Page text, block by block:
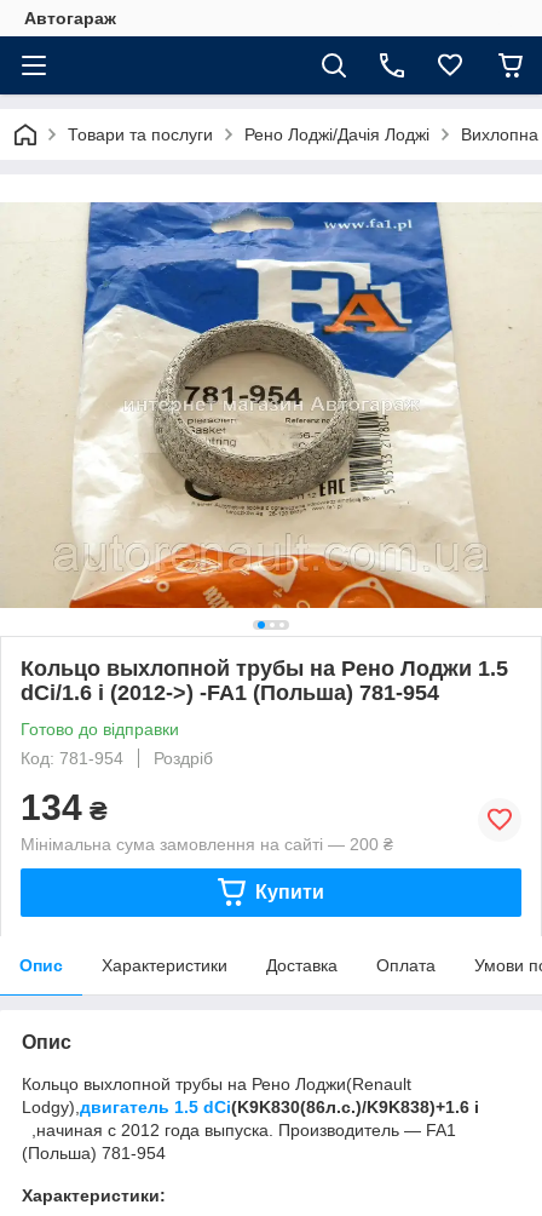
Автогараж
Товари та послуги Рено Лоджі/Дачія Лоджі
Кольцо выхлопной трубы на Рено Лоджи 1.5
dCi/1.6 i (2012->) -FA1 (Польша) 781-954
Готово до відправки
Код: 781-954
Роздріб
134 ₴
Мінімальна сума замовлення на сайті — 200 ₴
Купити
Опис Характеристики Доставка Оплата Умови
Опис
Кольцо выхлопной трубы на Рено Лоджи(Renault
Lodgy), двигатель 1.5 dCi(K9K830(86л.с.)/K9K838)+1.6 i
,начиная с 2012 года выпуска. Производитель ― FA1
(Польша) 781-954
Характеристики: